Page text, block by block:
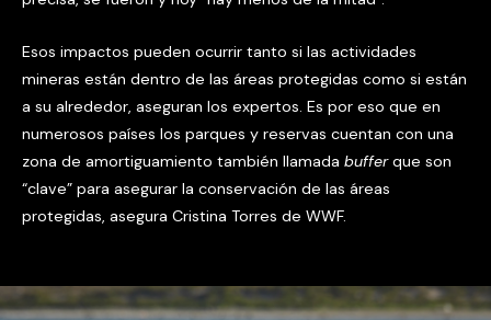
Esos impactos pueden ocurrir tanto si las actividades
mineras están dentro de las áreas protegidas como si están
a su alrededor, aseguran los expertos. Es por eso que en
numerosos países los parques y reservas cuentan con una
zona de amortiguamiento también llamada bufferque son
“clave” para asegurar la conservación de las áreas
protegidas, asegura Cristina Torres de WWF.